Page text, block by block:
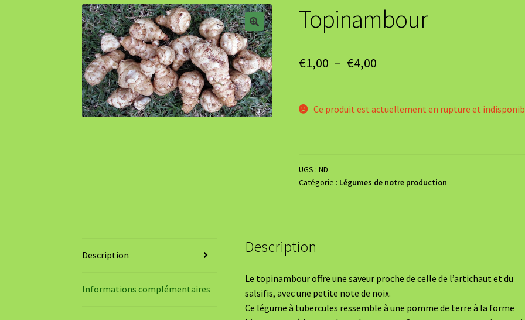
Topinambour
€1,00 – €4,00
prix :
Ce produit est actuellement en rupture et
UGS :ND
Catégorie : Légumes de notre production
Description
Informations complémentaires
Description
Le topinambour offre une saveur proche de celle de l’artichaut et du
salsifis, avec une petite note de noix.
Ce légume à tubercules ressemble à une pomme de terre à la forme